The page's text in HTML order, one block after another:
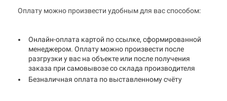
Оплату можно произвести удобным для вас способом:
Онлайн-оплата картой по ссылке, сформированной
менеджером. Оплату можно произвести после
разгрузки у вас на объекте или после получения
заказа при самовывозе со склада производителя
Безналичная оплата по выставленному счёту